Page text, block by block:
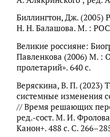
Биллингтон, Дж. (2005)
Н. Н. Балашова. М. :
Великие россияне:
Павленкова (2006) М.
пролетарий». 640 с.
Веряскина, В. П. (2023)
системные изменения
// Время решающих
ред.-сост. М. И.
Канон+. 488 с. С.